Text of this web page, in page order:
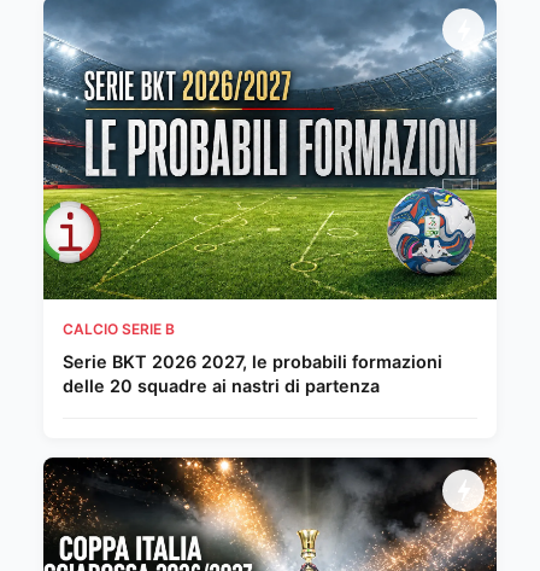
CALCIO SERIE B
Serie BKT 2026 2027, le probabili formazioni
delle 20 squadre ai nastri di partenza